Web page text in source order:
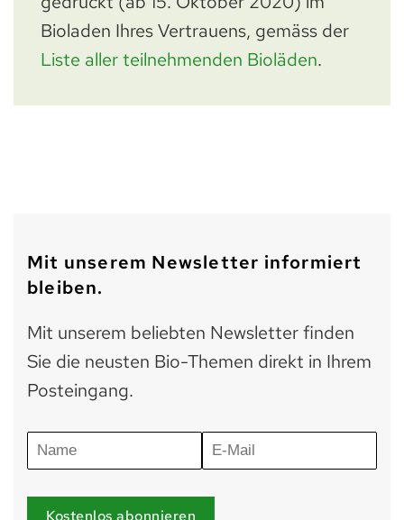
Bioladen Ihres Vertrauens, gemäss der
Liste aller teilnehmenden Bioläden.
Mit unserem Newsletter informiert
bleiben.
Mit unserem beliebten Newsletter finden
Sie die neusten Bio-Themen direkt in Ihrem
Posteingang.